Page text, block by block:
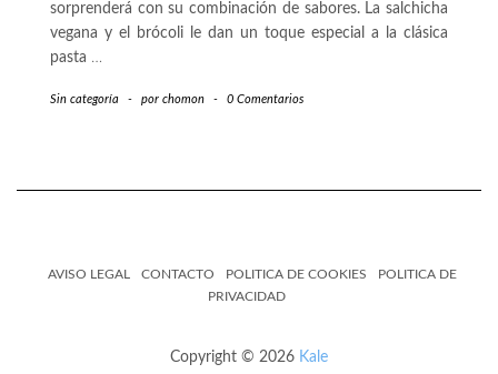
sorprenderá con su combinación de sabores. La salchicha
vegana y el brócoli le dan un toque especial a la clásica
pasta …
Sin categoría - por chomon - 0 Comentarios
AVISO LEGAL CONTACTO POLITICA DE COOKIES
POLITICA DE
PRIVACIDAD
Copyright © 2026 Kale